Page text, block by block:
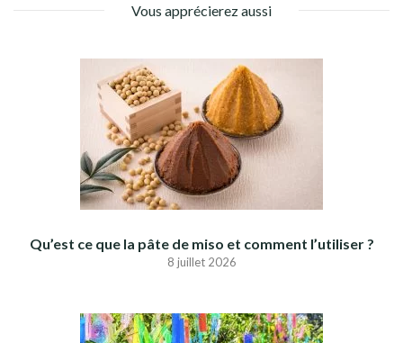
Vous apprécierez aussi
Qu’est ce que la pâte de miso et comment l’utiliser ?
8 juillet 2026